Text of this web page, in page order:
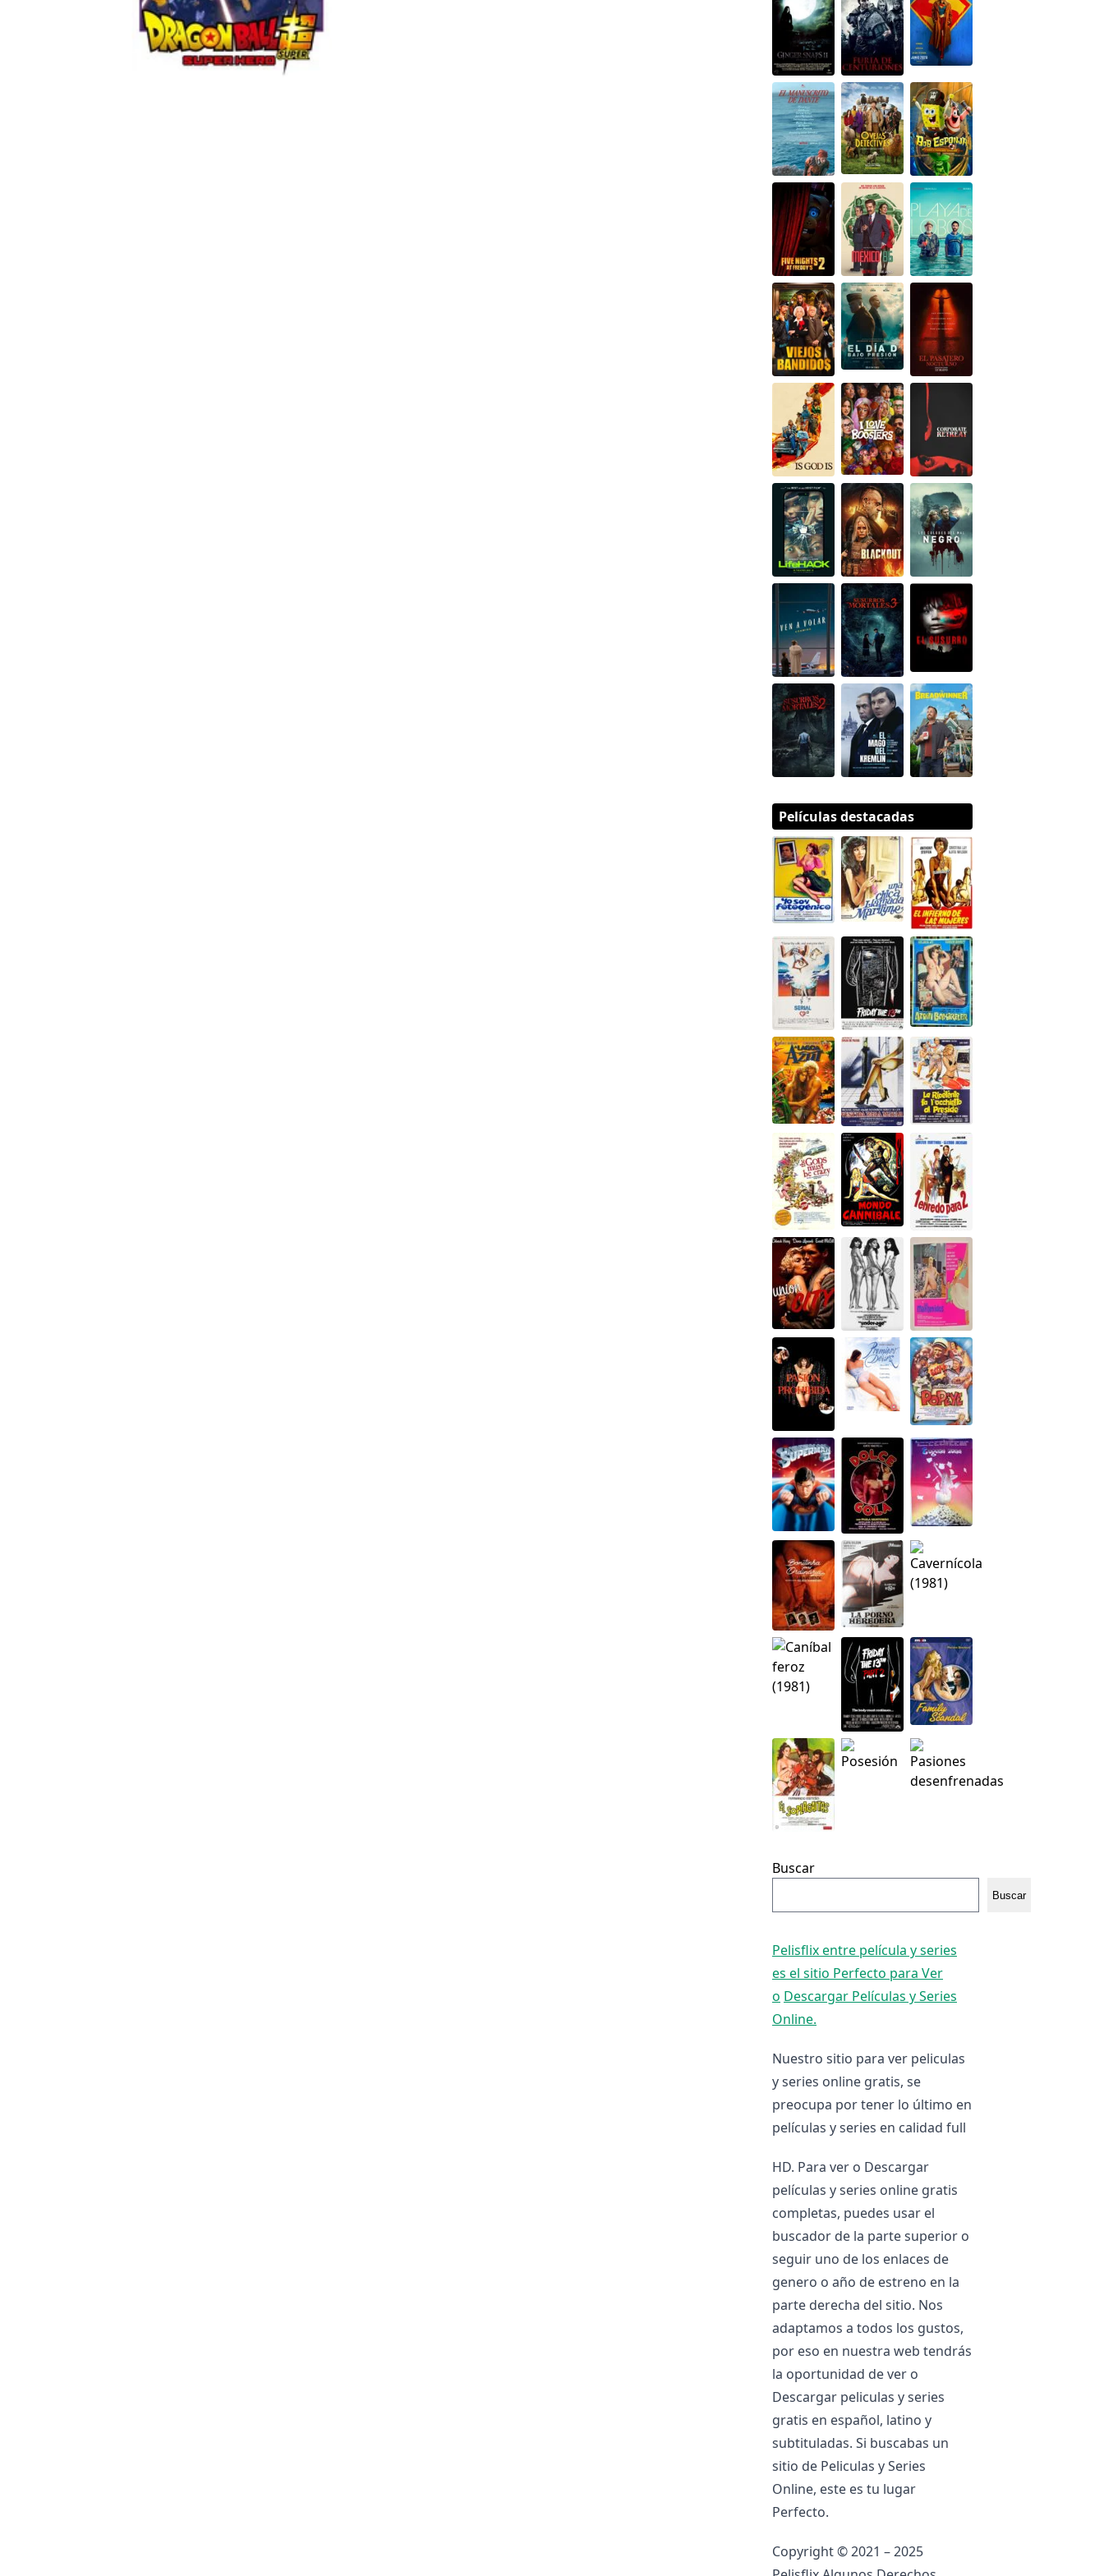
Peacock
Películas destacadas
Buscar
Buscar
Pelisflix entre película y series
es el sitio Perfecto para Ver
o Descargar Películas y Series
Online.
Nuestro sitio para ver peliculas
y series online gratis, se
preocupa por tener lo último en
películas y series en calidad full
HD. Para ver o Descargar
películas y series online gratis
completas, puedes usar el
buscador de la parte superior o
seguir uno de los enlaces de
genero o año de estreno en la
parte derecha del sitio. Nos
adaptamos a todos los gustos,
por eso en nuestra web tendrás
la oportunidad de ver o
Descargar peliculas y series
gratis en español, latino y
subtituladas. Si buscabas un
sitio de Peliculas y Series
Online, este es tu lugar
Perfecto.
Copyright © 2021 – 2025